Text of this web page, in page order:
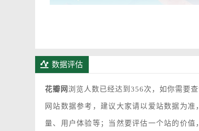
花瓣网定位
数据评估
花瓣网 浏览人数已经达到356次，如你需要
网站数据参考，建议大家请以爱站数据为
量、用户体验等；当然要评估一个站的价